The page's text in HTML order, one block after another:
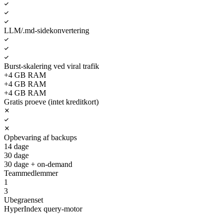
LLM/.md-sidekonvertering
Burst-skalering ved viral trafik
+4 GB RAM
+4 GB RAM
+4 GB RAM
Gratis proeve (intet kreditkort)
Opbevaring af backups
14 dage
30 dage
30 dage + on-demand
Teammedlemmer
1
3
Ubegraenset
HyperIndex query-motor